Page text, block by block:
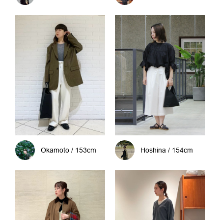
Okamoto / 153cm Hoshina / 154cm